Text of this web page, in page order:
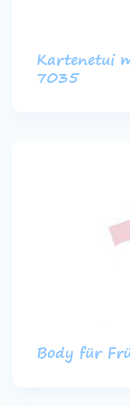
Kartenetui
7035
Body für